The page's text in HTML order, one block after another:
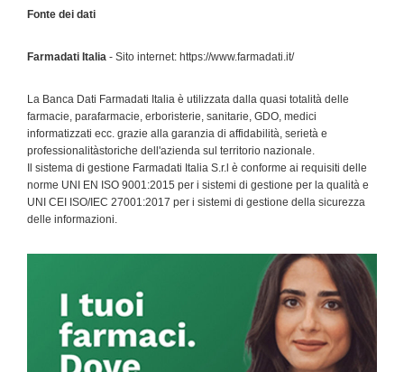
Fonte dei dati
Farmadati Italia - Sito internet: https://www.farmadati.it/
La Banca Dati Farmadati Italia è utilizzata dalla quasi totalità delle
farmacie, parafarmacie, erboristerie, sanitarie, GDO, medici
informatizzati ecc. grazie alla garanzia di affidabilità, serietà e
professionalitàstoriche dell'azienda sul territorio nazionale.
Il sistema di gestione Farmadati Italia S.r.l è conforme ai requisiti delle
norme UNI EN ISO 9001:2015 per i sistemi di gestione per la qualità e
UNI CEI ISO/IEC 27001:2017 per i sistemi di gestione della sicurezza
delle informazioni.
Sidebar